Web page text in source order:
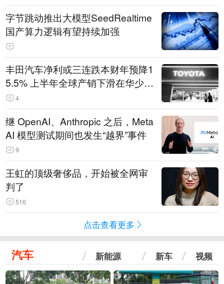
字节跳动推出大模型SeedRealtime
国产算力逻辑有望持续加强
丰田汽车净利或三连跌本财年预降1
5.5% 上半年全球产销下滑在华少卖
14.3万辆
4
继 OpenAI、Anthropic 之后，Meta
AI 模型测试期间也发生“越界”事件
9
王虹的顶级奢侈品，开始被全网审
判了
516
点击查看更多
汽车 新能源 新车 视频